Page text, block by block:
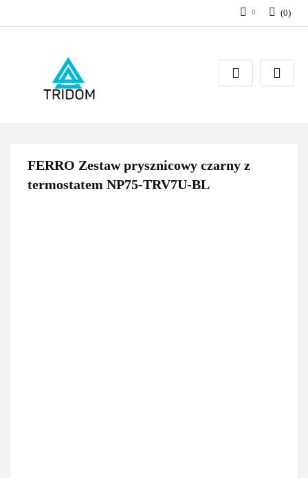
Dodaj zgłoszenie
(0)
FERRO Zestaw prysznicowy czarny z
termostatem NP75-TRV7U-BL